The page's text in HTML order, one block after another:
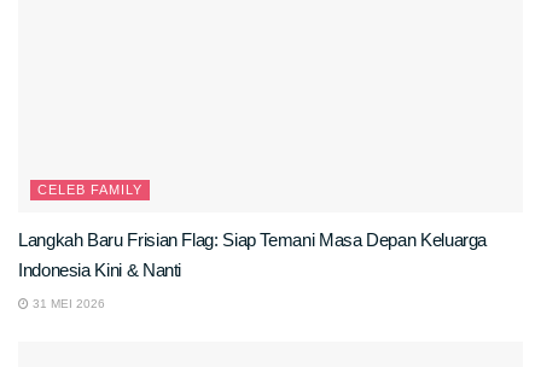
CELEB FAMILY
Langkah Baru Frisian Flag: Siap Temani Masa Depan Keluarga
Indonesia Kini & Nanti
31 MEI 2026